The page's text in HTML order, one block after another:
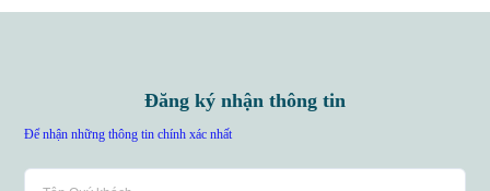
Đăng ký nhận thông tin
Để nhận những thông tin chính xác nhất